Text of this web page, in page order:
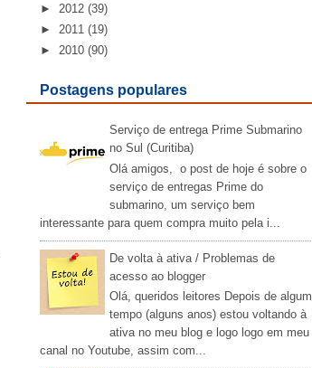
► 2012 (39)
► 2011 (19)
► 2010 (90)
Postagens populares
Serviço de entrega Prime Submarino
no Sul (Curitiba)
Olá amigos, o post de hoje é sobre o
serviço de entregas Prime do
submarino, um serviço bem
interessante para quem compra muito pela i...
De volta à ativa / Problemas de
acesso ao blogger
Olá, queridos leitores Depois de algum
tempo (alguns anos) estou voltando à
ativa no meu blog e logo logo em meu
canal no Youtube, assim com...